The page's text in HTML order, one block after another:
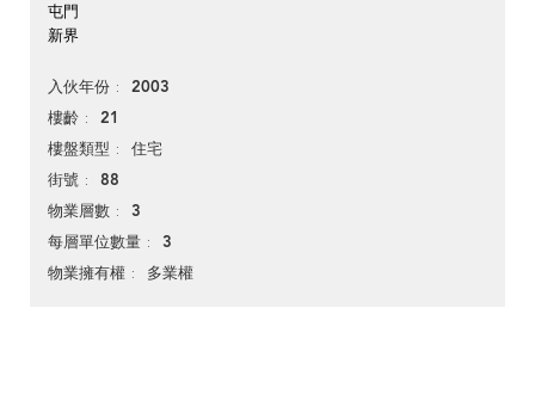
屯門
新界
入伙年份 2003
樓齡 21
樓盤類型 住宅
街號 88
物業層數 3
每層單位數量 3
物業擁有權 多業權